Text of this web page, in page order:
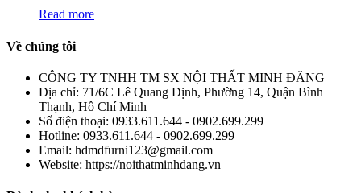
Read more
Về chúng tôi
CÔNG TY TNHH TM SX NỘI THẤT MINH ĐĂNG
Địa chỉ: 71/6C Lê Quang Định, Phường 14, Quận Bình
Thạnh, Hồ Chí Minh
Số điện thoại: 0933.611.644 - 0902.699.299
Hotline: 0933.611.644 - 0902.699.299
Email: hdmdfurni123@gmail.com
Website: https://noithatminhdang.vn